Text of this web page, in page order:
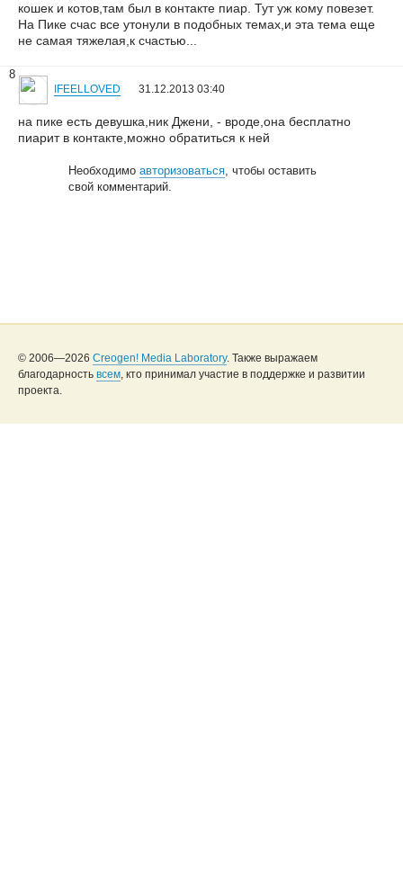
кошек и котов,там был в контакте пиар. Тут уж кому повезет.
На Пике счас все утонули в подобных темах,и эта тема еще
не самая тяжелая,к счастью...
8
IFEELLOVED 31.12.2013 03:40
на пике есть девушка,ник Джени, - вроде,она бесплатно
пиарит в контакте,можно обратиться к ней
Необходимоавторизоваться, чтобы оставить
свой комментарий.
© 2006—2026 Creogen! Media Laboratory. Также выражаем
благодарность всем, кто принимал участие в поддержке и развитии
проекта.